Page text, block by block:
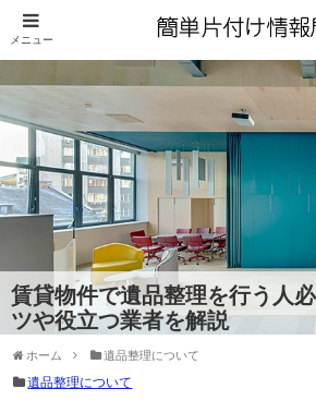
賃貸物件で遺品整理を行う人
ツや役立つ業者を解説
ホーム 遺品整理について
遺品整理について